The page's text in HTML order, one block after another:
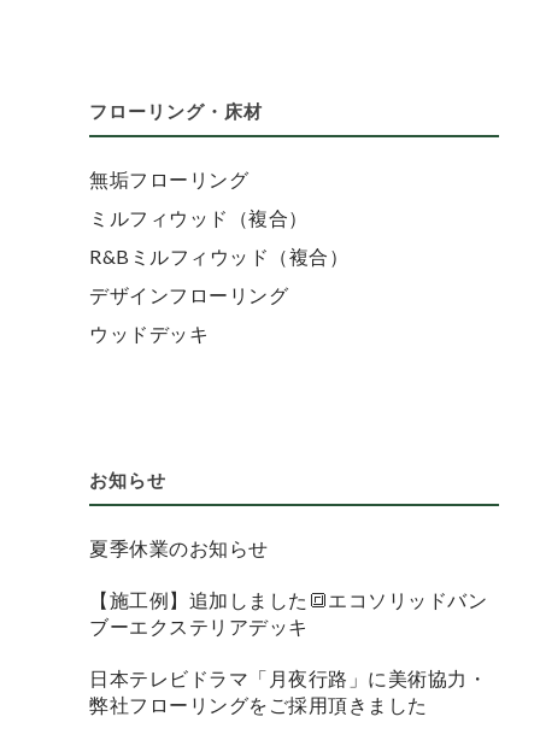
フローリング・床材
無垢フローリング
ミルフィウッド（複合）
R&Bミルフィウッド（複合）
デザインフローリング
ウッドデッキ
お知らせ
夏季休業のお知らせ
【施工例】追加しました🔳エコソリッドバン
ブーエクステリアデッキ
日本テレビドラマ「月夜行路」に美術協力・
弊社フローリングをご採用頂きました